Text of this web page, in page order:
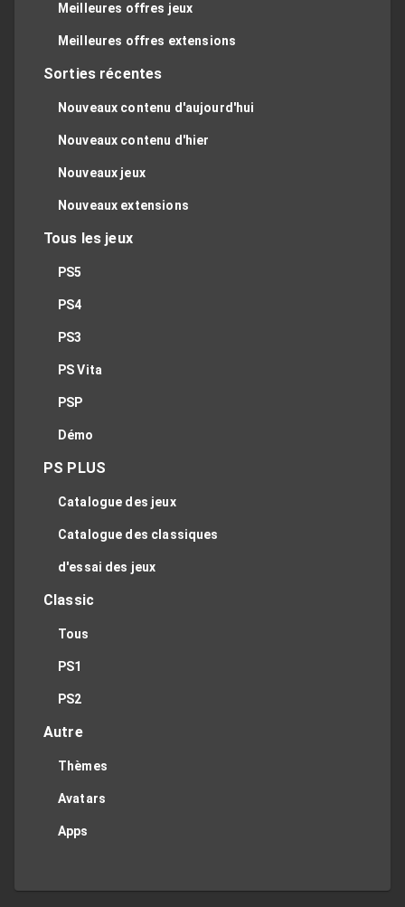
Meilleures offres jeux
Meilleures offres extensions
Sorties récentes
Nouveaux contenu d'aujourd'hui
Nouveaux contenu d'hier
Nouveaux jeux
Nouveaux extensions
Tous les jeux
PS5
PS4
PS3
PS Vita
PSP
Démo
PS PLUS
Catalogue des jeux
Catalogue des classiques
d'essai des jeux
Classic
Tous
PS1
PS2
Autre
Thèmes
Avatars
Apps